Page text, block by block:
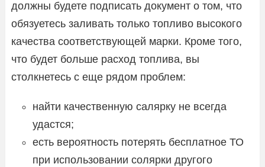
должны будете подписать документ о том, что
обязуетесь заливать только топливо высокого
качества соответствующей марки. Кроме того,
что будет больше расход топлива, вы
столкнетесь с еще рядом проблем:
найти качественную салярку не всегда
удастся;
есть вероятность потерять бесплатное ТО
при использовании солярки другого